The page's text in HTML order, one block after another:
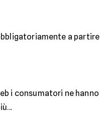
a partire
i consumatori ne hanno